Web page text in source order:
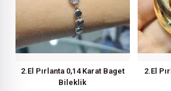
2.El Pırlanta 0,14 Karat Baget
Bileklik
2.El